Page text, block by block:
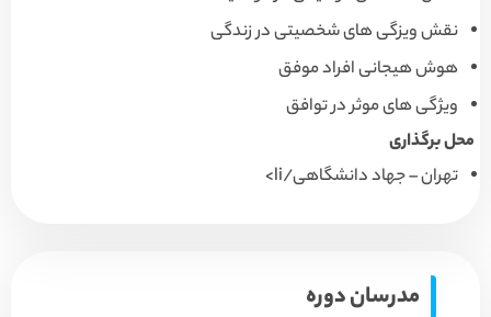
نقش ویزگی های شخصیتی در زندگی
هوش هیجانی افراد موفق
ویژگی های موثر در توافق
محل برگذاری
تهران – جهاد دانشگاهی/li>
مدرسان دوره